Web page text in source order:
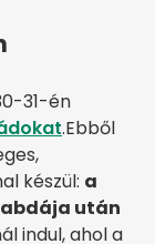
31-én
.Ebből
készül: a
után
indul, ahol a